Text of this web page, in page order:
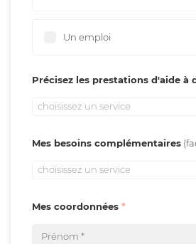
Un emploi
Précisez les prestations d'aide à
choisissez un service
Mes besoins complémentaires
choisissez un service
Mes coordonnées